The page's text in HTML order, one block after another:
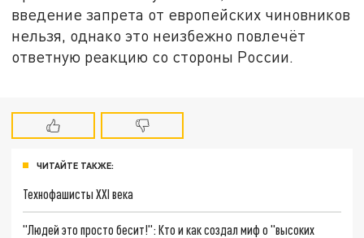
введение запрета от европейских чиновников
нельзя, однако это неизбежно повлечёт
ответную реакцию со стороны России.
ЧИТАЙТЕ ТАКЖЕ:
Технофашисты XXI века
"Людей это просто бесит!": Кто и как создал миф о "высоких